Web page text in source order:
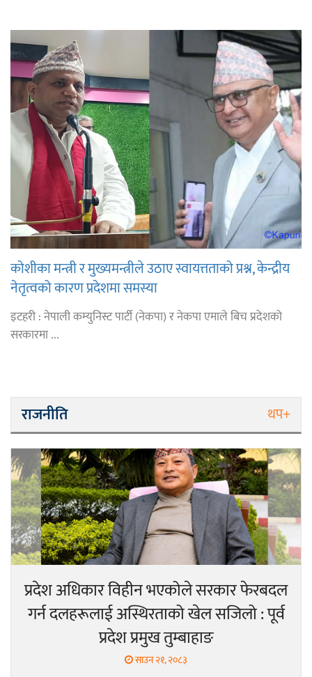
कोशीका मन्त्री र मुख्यमन्त्रीले उठाए स्वायत्तताको प्रश्न, केन्द्रीय
नेतृत्वको कारण प्रदेशमा समस्या
इटहरी : नेपाली कम्युनिस्ट पार्टी (नेकपा) र नेकपा एमाले बिच प्रदेशको
सरकारमा ...
राजनीति थप+
प्रदेश अधिकार विहीन भएकोले सरकार फेरबदल
गर्न दलहरूलाई अस्थिरताको खेल सजिलो : पूर्व
प्रदेश प्रमुख तुम्बाहाङ
साउन २१, २०८३